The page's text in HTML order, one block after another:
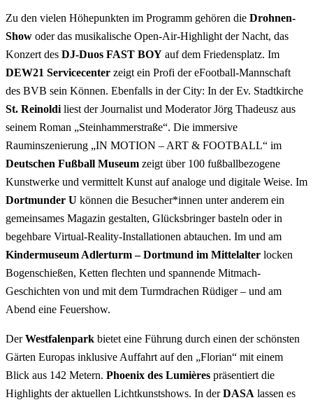
Zu den vielen Höhepunkten im Programm gehören die Drohnen-
Show oder das musikalische Open-Air-Highlight der Nacht, das
Konzert des DJ-Duos FAST BOY auf dem Friedensplatz. Im
DEW21 Servicecenter zeigt ein Profi der eFootball-Mannschaft
des BVB sein Können. Ebenfalls in der City: In der Ev. Stadtkirche
St. Reinoldi liest der Journalist und Moderator Jörg Thadeusz aus
seinem Roman „Steinhammerstraße“. Die immersive
Rauminszenierung „IN MOTION – ART & FOOTBALL“ im
Deutschen Fußball Museum zeigt über 100 fußballbezogene
Kunstwerke und vermittelt Kunst auf analoge und digitale Weise. Im
Dortmunder U können die Besucher*innen unter anderem ein
gemeinsames Magazin gestalten, Glücksbringer basteln oder in
begehbare Virtual-Reality-Installationen abtauchen. Im und am
Kindermuseum Adlerturm – Dortmund im Mittelalter locken
Bogenschießen, Ketten flechten und spannende Mitmach-
Geschichten von und mit dem Turmdrachen Rüdiger – und am
Abend eine Feuershow.
DerWestfalenpark bietet eine Führung durch einen der schönsten
Gärten Europas inklusive Auffahrt auf den „Florian“ mit einem
Blick aus 142 Metern. Phoenix des Lumières präsentiert die
Highlights der aktuellen Lichtkunstshows. In derDASA lassen es